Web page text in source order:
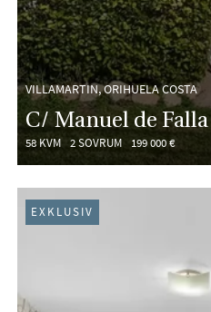
VILLAMARTIN, ORIHUELA COSTA
C/ Manuel de Falla
58 KVM 2 SOVRUM 199 000 €
EXKLUSIV